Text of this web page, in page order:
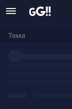
Тема